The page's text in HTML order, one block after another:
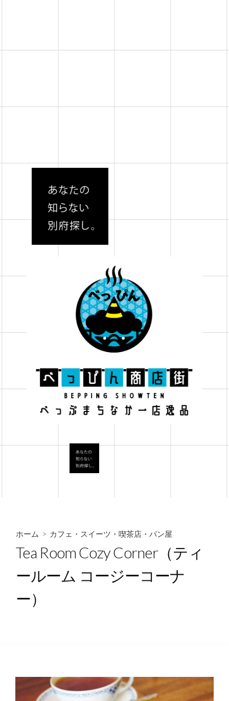
ホーム > カフェ・スイーツ・喫茶店・パン屋
Tea Room Cozy Corner（ティ
ールーム コージーコーナ
ー）